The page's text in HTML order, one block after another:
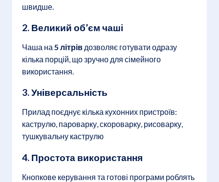
швидше.
2. Великий об’єм чаші
Чаша на 5 літрів дозволяє готувати одразу
кілька порцій, що зручно для сімейного
використання.
3. Універсальність
Прилад поєднує кілька кухонних пристроїв:
каструлю, пароварку, скороварку, рисоварку,
тушкувальну каструлю
4. Простота використання
Кнопкове керування та готові програми роблять